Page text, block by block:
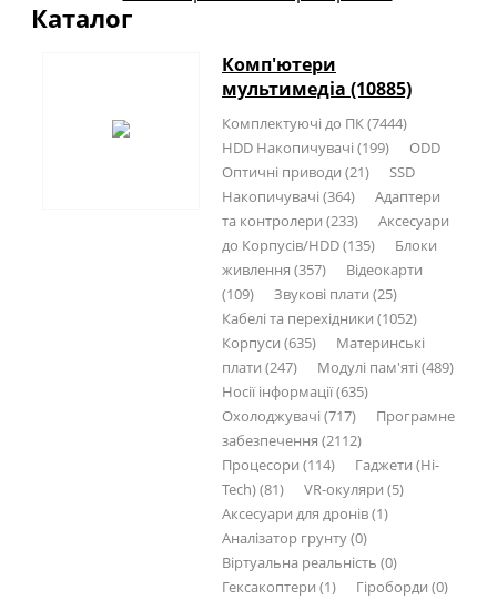
Каталог
Комп'ютери
мультимедіа (10885)
Комплектуючі до ПК (7444)
HDD Накопичувачі (199)
ODD
Оптичні приводи (21)
SSD
Накопичувачі (364)
Адаптери
та контролери (233)
Аксесуари
до Корпусів/HDD (135)
Блоки
живлення (357)
Відеокарти
(109)
Звукові плати (25)
Кабелі та перехідники (1052)
Корпуси (635)
Материнські
плати (247)
Модулі пам'яті (489)
Носії інформації (635)
Охолоджувачі (717)
Програмне
забезпечення (2112)
Процесори (114)
Гаджети (Hi-
Tech) (81)
VR-окуляри (5)
Аксесуари для дронів (1)
Аналізатор грунту (0)
Віртуальна реальність (0)
Гексакоптери (1)
Гіроборди (0)